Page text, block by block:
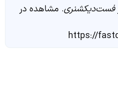
فست‌دیکشنری. مشاهده در
https://